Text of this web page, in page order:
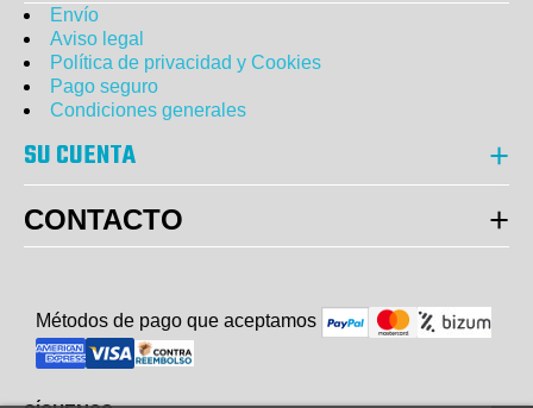
Envío
Aviso legal
Política de privacidad y Cookies
Pago seguro
Condiciones generales
SU CUENTA
CONTACTO
Métodos de pago que aceptamos